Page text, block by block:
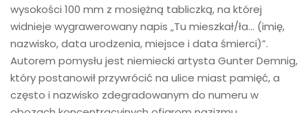
wysokości 100 mm z mosiężną tabliczką, na której
widnieje wygrawerowany napis „Tu mieszkał/ła… (imię,
nazwisko, data urodzenia, miejsce i data śmierci)”.
Autorem pomysłu jest niemiecki artysta Gunter Demnig,
który postanowił przywrócić na ulice miast pamięć, a
często i nazwisko zdegradowanym do numeru w